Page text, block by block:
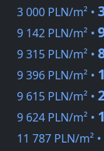
3 000 PLN/m² •
9 142 PLN/m² •
9 315 PLN/m² •
9 396 PLN/m² •
9 615 PLN/m² •
9 624 PLN/m² •
11 787 PLN/m² •